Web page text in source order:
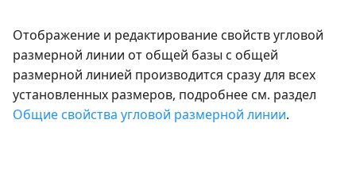
Отображение и редактирование свойств угловой
размерной линии от общей базы с общей
размерной линией производится сразу для всех
установленных размеров, подробнее см. раздел
Общие свойства угловой размерной линии.